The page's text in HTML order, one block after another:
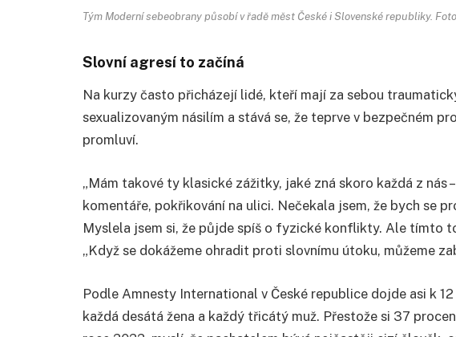
Tým Moderní sebeobrany působí v řadě měst České i Slovenské republiky.
Slovní agresí to začíná
Na kurzy často přicházejí lidé, kteří mají za sebou
sexualizovaným násilím a stává se, že teprve v bezpečném
promluví.
„Mám takové ty klasické zážitky, jaké zná skoro každá z nás
komentáře, pokřikování na ulici. Nečekala jsem, že bych se
Myslela jsem si, že půjde spíš o fyzické konflikty. Ale tímto
„Když se dokážeme ohradit proti slovnímu útoku, můžeme
Podle Amnesty International v České republice dojde asi k
každá desátá žena a každý třicátý muž. Přestože si 37